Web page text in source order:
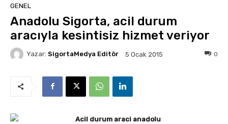
GENEL
Anadolu Sigorta, acil durum
aracıyla kesintisiz hizmet veriyor
Yazar: SigortaMedya Editör 5 Ocak 2015 0